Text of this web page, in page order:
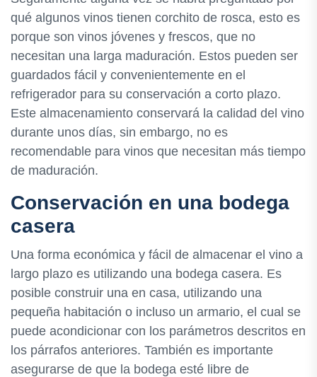
qué algunos vinos tienen corchito de rosca, esto es
porque son vinos jóvenes y frescos, que no
necesitan una larga maduración. Estos pueden ser
guardados fácil y convenientemente en el
refrigerador para su conservación a corto plazo.
Este almacenamiento conservará la calidad del vino
durante unos días, sin embargo, no es
recomendable para vinos que necesitan más tiempo
de maduración.
Conservación en una bodega
casera
Una forma económica y fácil de almacenar el vino a
largo plazo es utilizando una bodega casera. Es
posible construir una en casa, utilizando una
pequeña habitación o incluso un armario, el cual se
puede acondicionar con los parámetros descritos en
los párrafos anteriores. También es importante
asegurarse de que la bodega esté libre de